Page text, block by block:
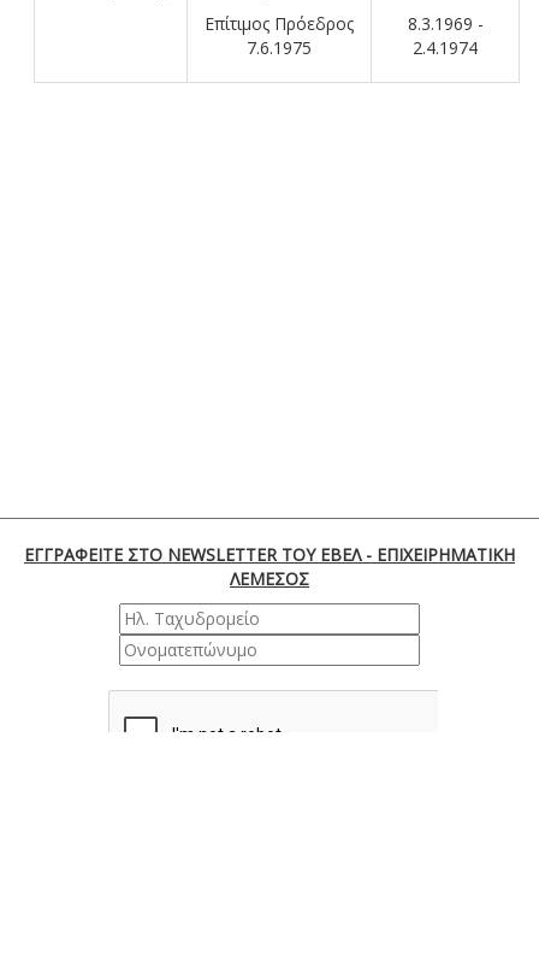
Επίτιμος Πρόεδρος
7.6.1975
8.3.1969 -
2.4.1974
ΕΓΓΡΑΦΕΙΤΕ ΣΤΟ NEWSLETTER ΤΟΥ ΕΒΕΛ - ΕΠΙΧΕΙΡΗΜΑΤΙΚΗ
ΛΕΜΕΣΟΣ